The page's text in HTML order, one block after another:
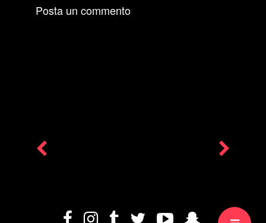
Posta un commento